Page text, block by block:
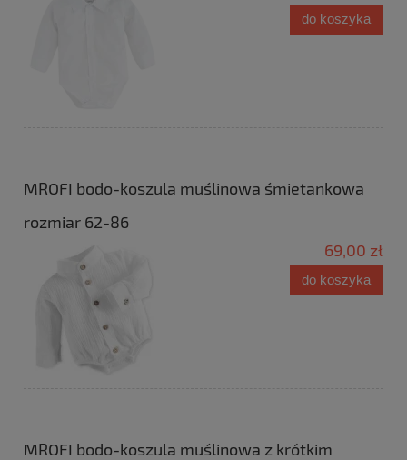
do koszyka
MROFI bodo-koszula muślinowa śmietankowa
rozmiar 62-86
69,00 zł
do koszyka
MROFI bodo-koszula muślinowa z krótkim